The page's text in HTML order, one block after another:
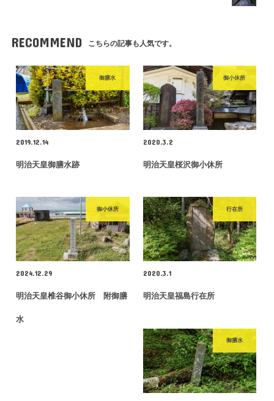
RECOMMEND こちらの記事も人気です。
御膳水
2019.12.14
明治天皇御膳水跡
御小休所
2020.3.2
明治天皇桜沢御小休所
御小休所
2024.12.29
明治天皇椎谷御小休所 附御膳
水
行在所
2020.3.1
明治天皇福島行在所
御膳水